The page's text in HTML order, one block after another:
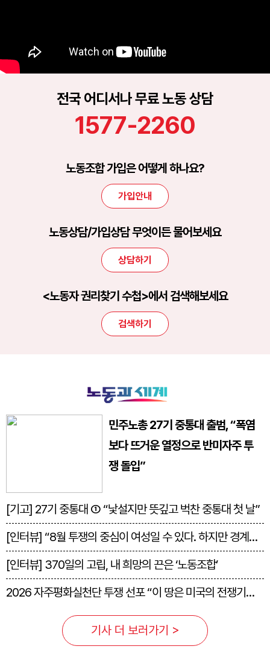
전국 어디서나 무료 노동 상담
1577-2260
노동조합 가입은 어떻게 하나요?
가입안내
노동상담/가입상담 무엇이든 물어보세요
상담하기
<노동자 권리찾기 수첩>에서 검색해보세요
검색하기
민주노총 27기 중통대 출범, “폭염
보다 뜨거운 열정으로 반미자주 투
쟁 돌입”
[기고] 27기 중통대 ① “낯설지만 뜻깊고 벅찬 중통대 첫 날”
[인터뷰] “8월 투쟁의 중심이 여성일 수 있다. 하지만 경계는 없다”
[인터뷰] 370일의 고립, 내 희망의 끈은 ‘노동조합’
2026 자주평화실천단 투쟁 선포 “이 땅은 미국의 전쟁기지 아냐”
기사 더 보러가기 >